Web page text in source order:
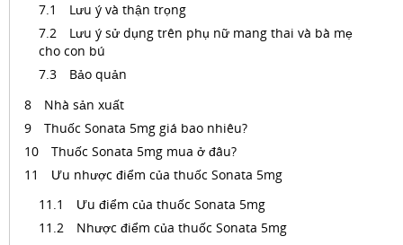
Lưu ý và thận trọng
Lưu ý sử dụng trên phụ nữ mang thai và bà mẹ
cho con bú
Bảo quản
Nhà sản xuất
Thuốc Sonata 5mg giá bao nhiêu?
Thuốc Sonata 5mg mua ở đâu?
Ưu nhược điểm của thuốc Sonata 5mg
Ưu điểm của thuốc Sonata 5mg
Nhược điểm của thuốc Sonata 5mg